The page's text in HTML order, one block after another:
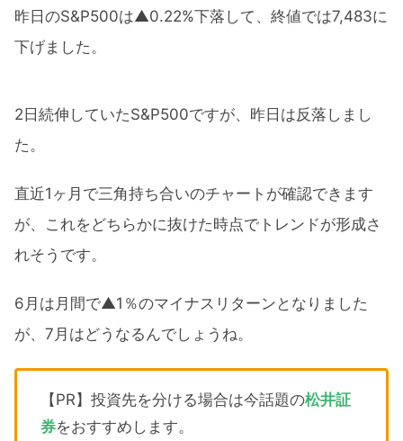
昨日のS&P500は▲0.22%下落して、終値では7,483に
下げました。
2日続伸していたS&P500ですが、昨日は反落しまし
た。
直近1ヶ月で三角持ち合いのチャートが確認できます
が、これをどちらかに抜けた時点でトレンドが形成さ
れそうです。
6月は月間で▲1％のマイナスリターンとなりました
が、7月はどうなるんでしょうね。
【PR】投資先を分ける場合は今話題の松井証
券をおすすめします。